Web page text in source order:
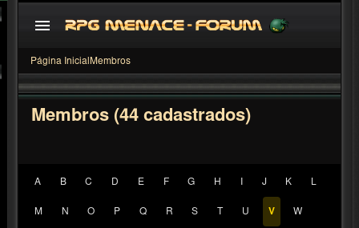
Página Inicial Membros
Membros (44 cadastrados)
A B C D E F G H J K L
M N O P Q R S U V W